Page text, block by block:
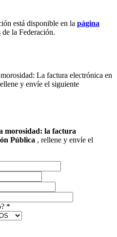
está disponible en la página
de la Federación.
La factura electrónica en
y envíe el siguiente
morosidad: la factura
Pública , rellene y envíe el
*